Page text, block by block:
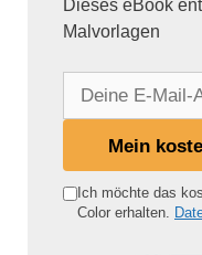
Dieses eBook
Malvorlagen
e
Mein
Ich möchte das
Color erhalten.